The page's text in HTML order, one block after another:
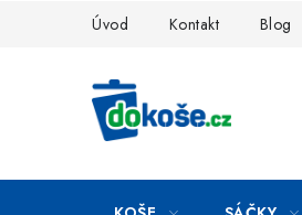
Úvod Kontakt Blog